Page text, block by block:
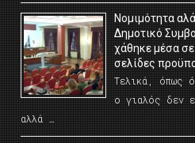
Νομιμότητα
Δημοτικό
χάθηκε μέσα
σελίδες
Τελικά, όπως
ο γιαλός δεν
αλλά …